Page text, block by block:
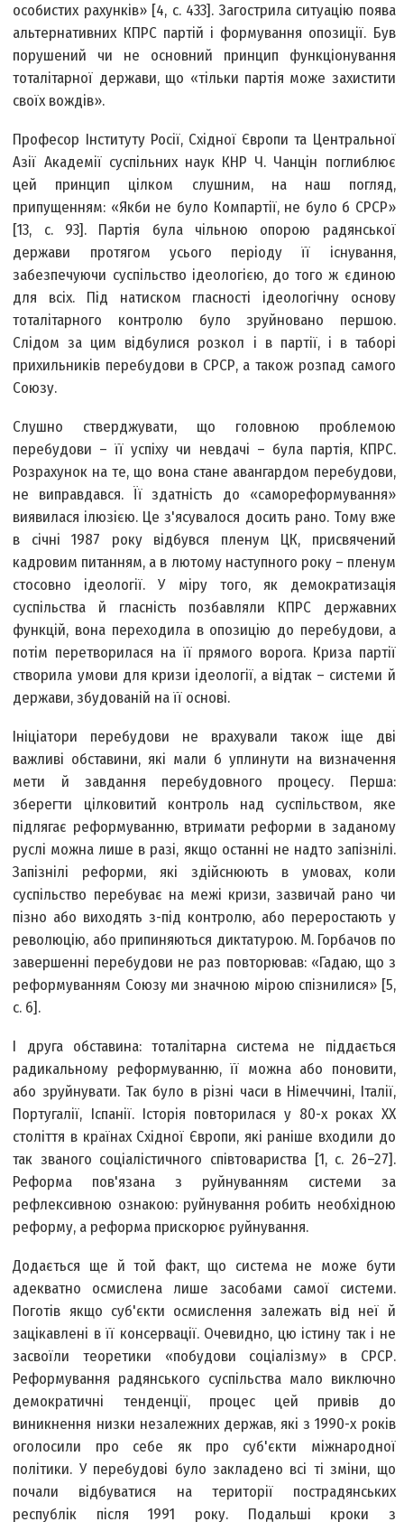
особистих рахунків» [4, с. 433]. Загострила ситуацію поява
альтернативних КПРС партій і формування опозиції. Був
порушений чи не основний принцип функціонування
тоталітарної держави, що «тільки партія може захистити
своїх вождів».
Професор Інституту Росії, Східної Європи та Центральної
Азії Академії суспільних наук КНР Ч. Чанцін поглиблює
цей принцип цілком слушним, на наш погляд,
припущенням: «Якби не було Компартії, не було б СРСР»
[13, с. 93]. Партія була чільною опорою радянської
держави протягом усього періоду її існування,
забезпечуючи суспільство ідеологією, до того ж єдиною
для всіх. Під натиском гласності ідеологічну основу
тоталітарного контролю було зруйновано першою.
Слідом за цим відбулися розкол і в партії, і в таборі
прихильників перебудови в СРСР, а також розпад самого
Союзу.
Слушно стверджувати, що головною проблемою
перебудови – її успіху чи невдачі – була партія, КПРС.
Розрахунок на те, що вона стане авангардом перебудови,
не виправдався. Її здатність до «самореформування»
виявилася ілюзією. Це з'ясувалося досить рано. Тому вже
в січні 1987 року відбувся пленум ЦК, присвячений
кадровим питанням, а в лютому наступного року – пленум
стосовно ідеології. У міру того, як демократизація
суспільства й гласність позбавляли КПРС державних
функцій, вона переходила в опозицію до перебудови, а
потім перетворилася на її прямого ворога. Криза партії
створила умови для кризи ідеології, а відтак – системи й
держави, збудованій на її основі.
Ініціатори перебудови не врахували також іще дві
важливі обставини, які мали б уплинути на визначення
мети й завдання перебудовного процесу. Перша:
зберегти цілковитий контроль над суспільством, яке
підлягає реформуванню, втримати реформи в заданому
руслі можна лише в разі, якщо останні не надто запізнілі.
Запізнілі реформи, які здійснюють в умовах, коли
суспільство перебуває на межі кризи, зазвичай рано чи
пізно або виходять з-під контролю, або переростають у
революцію, або припиняються диктатурою. М. Горбачов по
завершенні перебудови не раз повторював: «Гадаю, що з
реформуванням Союзу ми значною мірою спізнилися» [5,
с. 6].
І друга обставина: тоталітарна система не піддається
радикальному реформуванню, її можна або поновити,
або зруйнувати. Так було в різні часи в Німеччині, Італії,
Португалії, Іспанії. Історія повторилася у 80-х роках ХХ
століття в країнах Східної Європи, які раніше входили до
так званого соціалістичного співтовариства [1, с. 26–27].
Реформа пов'язана з руйнуванням системи за
рефлексивною ознакою: руйнування робить необхідною
реформу, а реформа прискорює руйнування.
Додається ще й той факт, що система не може бути
адекватно осмислена лише засобами самої системи.
Поготів якщо суб'єкти осмислення залежать від неї й
зацікавлені в її консервації. Очевидно, цю істину так і не
засвоїли теоретики «побудови соціалізму» в СРСР.
Реформування радянського суспільства мало виключно
демократичні тенденції, процес цей привів до
виникнення низки незалежних держав, які з 1990-х років
оголосили про себе як про суб'єкти міжнародної
політики. У перебудові було закладено всі ті зміни, що
почали відбуватися на території пострадянських
республік після 1991 року. Подальші кроки з